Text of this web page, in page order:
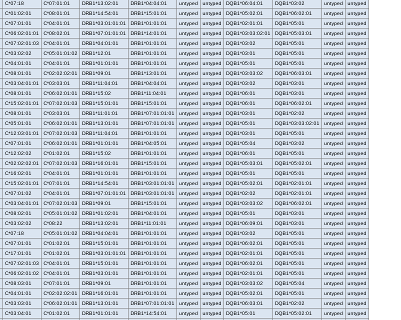
C*07:18 C*07:01:01 DRB1*13:02:01 DRB1*04:04:01 untyped untyped DQB1*06:04:01 DQB1*03:02 untyped
untyped
C*01:02:01 C*08:01:01 DRB1*14:54:01 DRB1*15:01:01 untyped untyped DQB1*05:02:01 DQB1*06:02:01 untyped
untyped
C*07:01:01 C*04:01:01 DRB1*03:01:01:01 DRB1*01:01:01 untyped untyped DQB1*02:01:01 DQB1*05:01 untyped
untyped
C*06:02:01:01 C*08:02:01 DRB1*07:01:01:01 DRB1*14:01:01 untyped untyped DQB1*03:03:02:01 DQB1*05:03:01 untyped
untyped
C*07:02:01:03 C*04:01:01 DRB1*04:01:01 DRB1*01:01:01 untyped untyped DQB1*03:02 DQB1*05:01 untyped
untyped
C*03:02:02 C*05:01:01:02 DRB1*12:01 DRB1*01:01:01 untyped untyped DQB1*03:01 DQB1*05:01 untyped
untyped
C*04:01:01 C*04:01:01 DRB1*01:01:01 DRB1*01:01:01 untyped untyped DQB1*05:01 DQB1*05:01 untyped
untyped
C*08:01:01 C*02:02:02:01 DRB1*09:01 DRB1*13:01:01 untyped untyped DQB1*03:03:02 DQB1*06:03:01 untyped
untyped
C*03:04:01:01 C*03:03:01 DRB1*11:04:01 DRB1*04:04:01 untyped untyped DQB1*03:02 DQB1*03:01 untyped
untyped
C*08:01:01 C*06:02:01:01 DRB1*15:02 DRB1*11:04:01 untyped untyped DQB1*06:01 DQB1*03:01 untyped
untyped
C*15:02:01:01 C*07:02:01:03 DRB1*15:01:01 DRB1*15:01:01 untyped untyped DQB1*06:01 DQB1*06:02:01 untyped
untyped
C*08:01:01 C*03:03:01 DRB1*11:01:01 DRB1*07:01:01:01 untyped untyped DQB1*03:01 DQB1*02:02 untyped
untyped
C*05:01:01 C*06:02:01:01 DRB1*13:01:01 DRB1*07:01:01:01 untyped untyped DQB1*05:01 DQB1*03:03:02:01 untyped
untyped
C*12:03:01:01 C*07:02:01:03 DRB1*11:04:01 DRB1*01:01:01 untyped untyped DQB1*03:01 DQB1*05:01 untyped
untyped
C*07:01:01 C*06:02:01:01 DRB1*01:01:01 DRB1*04:05:01 untyped untyped DQB1*05:04 DQB1*03:02 untyped
untyped
C*12:02:02 C*01:02:01 DRB1*15:02 DRB1*01:01:01 untyped untyped DQB1*06:01 DQB1*05:01 untyped
untyped
C*02:02:02:01 C*07:02:01:03 DRB1*16:01:01 DRB1*15:01:01 untyped untyped DQB1*05:03:01 DQB1*05:02:01 untyped
untyped
C*16:02:01 C*04:01:01 DRB1*01:01:01 DRB1*01:01:01 untyped untyped DQB1*05:01 DQB1*05:01 untyped
untyped
C*15:02:01:01 C*07:01:01 DRB1*14:54:01 DRB1*03:01:01:01 untyped untyped DQB1*05:02:01 DQB1*02:01:01 untyped
untyped
C*07:01:02 C*04:01:01 DRB1*07:01:01:01 DRB1*03:01:01:01 untyped untyped DQB1*02:02 DQB1*02:01:01 untyped
untyped
C*03:04:01:01 C*07:02:01:03 DRB1*09:01 DRB1*15:01:01 untyped untyped DQB1*03:03:02 DQB1*06:02:01 untyped
untyped
C*08:02:01 C*05:01:01:02 DRB1*01:02:01 DRB1*04:01:01 untyped untyped DQB1*05:01 DQB1*03:01 untyped
untyped
C*03:02:02 C*08:22 DRB1*13:02:01 DRB1*11:01:01 untyped untyped DQB1*06:09:01 DQB1*03:01 untyped
untyped
C*07:18 C*05:01:01:02 DRB1*04:04:01 DRB1*01:01:01 untyped untyped DQB1*03:02 DQB1*05:01 untyped
untyped
C*07:01:01 C*01:02:01 DRB1*15:01:01 DRB1*01:01:01 untyped untyped DQB1*06:02:01 DQB1*05:01 untyped
untyped
C*17:01:01 C*01:02:01 DRB1*03:01:01:01 DRB1*01:01:01 untyped untyped DQB1*02:01:01 DQB1*05:01 untyped
untyped
C*07:02:01:03 C*04:01:01 DRB1*15:01:01 DRB1*01:01:01 untyped untyped DQB1*06:02:01 DQB1*05:01 untyped
untyped
C*06:02:01:02 C*04:01:01 DRB1*03:01:01 DRB1*01:01:01 untyped untyped DQB1*02:01:01 DQB1*05:01 untyped
untyped
C*08:03:01 C*07:01:01 DRB1*09:01 DRB1*01:01:01 untyped untyped DQB1*03:03:02 DQB1*05:04 untyped
untyped
C*04:01:01 C*02:02:02:01 DRB1*16:01:01 DRB1*01:01:01 untyped untyped DQB1*05:02:01 DQB1*05:01 untyped
untyped
C*03:03:01 C*06:02:01:01 DRB1*13:01:01 DRB1*07:01:01:01 untyped untyped DQB1*06:03:01 DQB1*02:02 untyped
untyped
C*03:04:01 C*01:02:01 DRB1*01:01:01 DRB1*14:54:01 untyped untyped DQB1*05:01 DQB1*05:02:01 untyped
untyped